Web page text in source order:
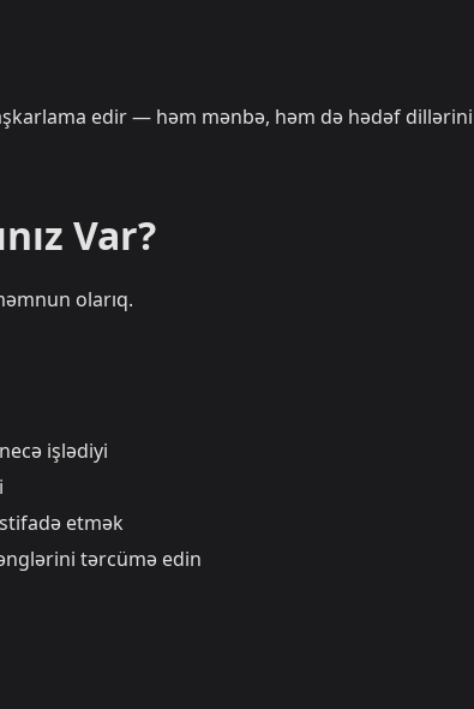
edir — həm mənbə, həm də hədəf
Var?
olarıq.
işlədiyi
etmək
tərcümə edin